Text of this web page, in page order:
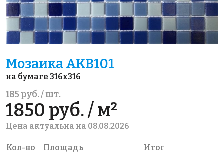
Мозаика AKB101
на бумаге 316x316
185 руб. / шт.
1850 руб. / м²
Цена актуальна на 08.08.2026
Кол-во Площадь Итог